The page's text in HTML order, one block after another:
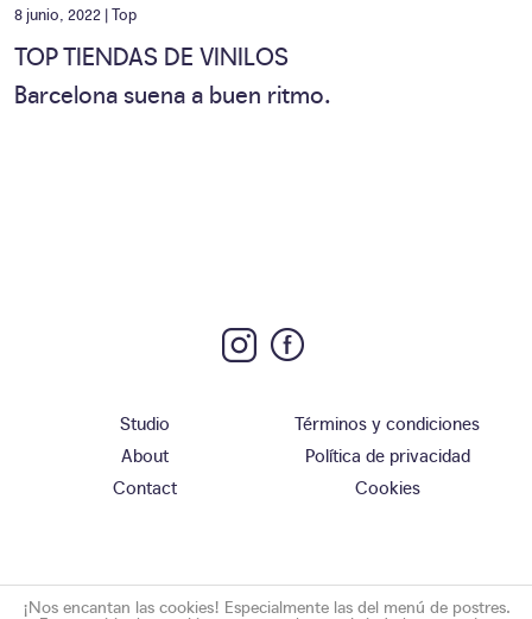
8 junio, 2022 |Top
TOP TIENDAS DE VINILOS
Barcelona suena a buen ritmo.
Studio
About
Contact
Términos y condiciones
Política de privacidad
Cookies
¡Nos encantan las cookies! Especialmente las del menú de postres.